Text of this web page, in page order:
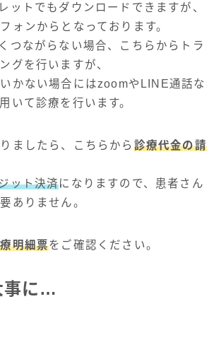
ットでもダウンロードできますが、
ォンからとなっております。
つながらない場合、こちらからトラ
グを行いますが、
かない場合にはzoomやLINE通話な
いて診療を行います。
ましたら、こちらから 診療代金の請
ット決済になりますので、患者さん
ありません。
明細票をご確認ください。
事に…